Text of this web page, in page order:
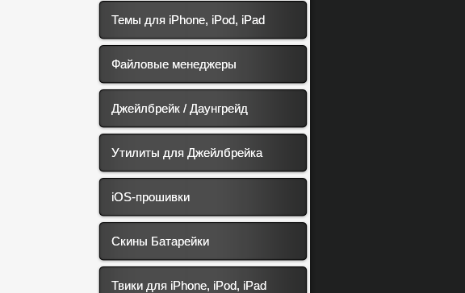
Темы для iPhone, iPod, iPad
Файловые менеджеры
Джейлбрейк / Даунгрейд
Утилиты для Джейлбрейка
iOS-прошивки
Скины Батарейки
Твики для iPhone, iPod, iPad